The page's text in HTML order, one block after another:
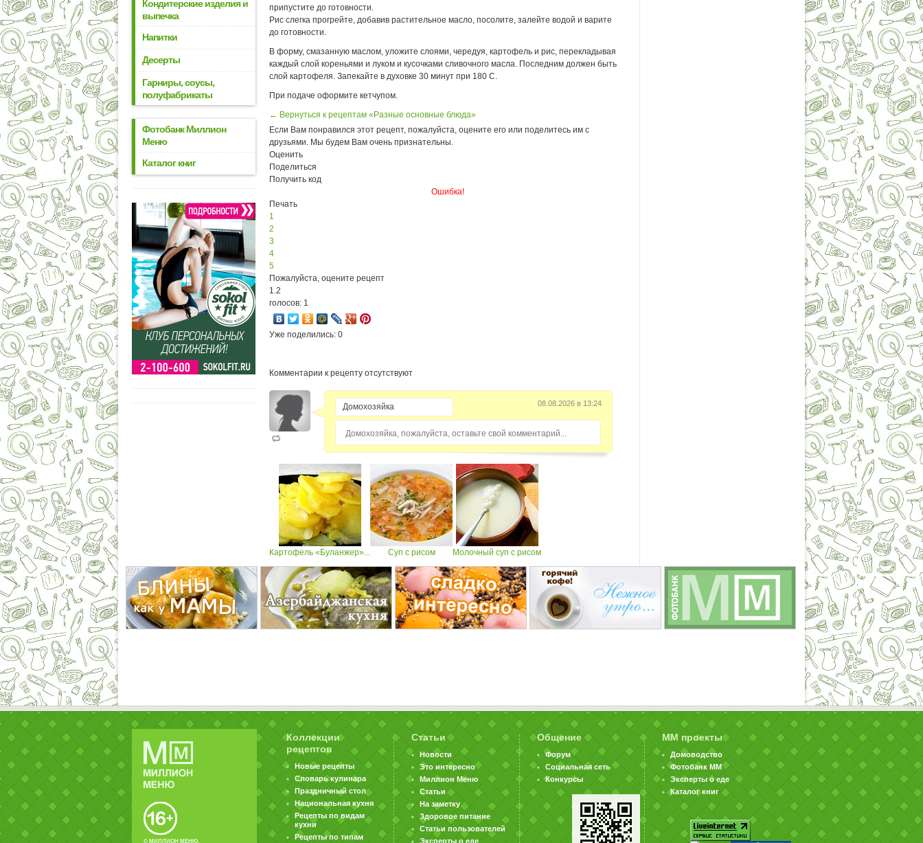
Кондитерские изделия и
выпечка
Напитки
Десерты
Гарниры, соусы,
полуфабрикаты
Фотобанк Миллион
Меню
Каталог книг
припустите до готовности.
Рис слегка прогрейте, добавив растительное масло, посолите, залейте водой и варите
до готовности.
В форму, смазанную маслом, уложите слоями, чередуя, картофель и рис, перекладывая
каждый слой кореньями и луком и кусочками сливочного масла. Последним должен быть
слой картофеля. Запекайте в духовке 30 минут при 180 С.
При подаче оформите кетчупом.
← Вернуться к рецептам «Разные основные блюда»
Если Вам понравился этот рецепт, пожалуйста, оцените его или поделитесь им с
друзьями. Мы будем Вам очень признательны.
Оценить
Поделиться
Получить код
Ошибка!
Печать
1
2
3
4
5
Пожалуйста, оцените рецепт
1.2
голосов: 1
Уже поделились: 0
Комментарии к рецепту отсутствуют
08.08.2026 в 13:24
Домохозяйка, пожалуйста, оставьте свой комментарий...
Картофель «Буланжер»... Суп с рисом Молочный суп с рисом
© МИЛЛИОН МЕНЮ.
Коллекции
рецептов
Новые рецепты
Словарь кулинара
Праздничный стол
Национальная кухня
Рецепты по видам
кухни
Рецепты по типам
Статьи
Новости
Это интересно
Миллион Меню
Статьи
На заметку
Здоровое питание
Статьи пользователей
Эксперты о еде
Общение
Форум
Социальная сеть
Конкурсы
ММ проекты
Домоводство
Фотобанк ММ
Эксперты о еде
Каталог книг